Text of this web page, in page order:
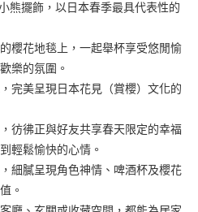
永豐商業銀行
中國信託商業銀行
)免運費
熊擺飾，以日本春季最具代表性的
櫻花地毯上，一起舉杯享受悠閒愉
樂的氛圍。
完美呈現日本花見（賞櫻）文化的
彷彿正與好友共享春天限定的幸福
輕鬆愉快的心情。
細膩呈現角色神情、啤酒杯及櫻花
。